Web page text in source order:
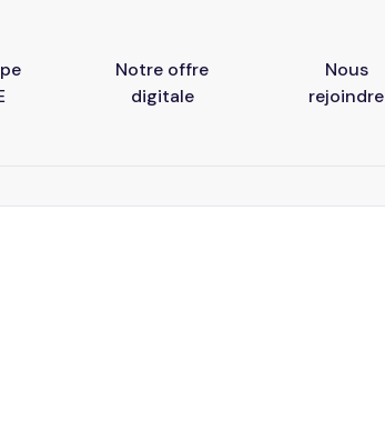
Notre offre
digitale
Nous
rejoindre